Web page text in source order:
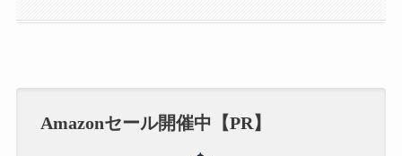
Amazonセール開催中【PR】